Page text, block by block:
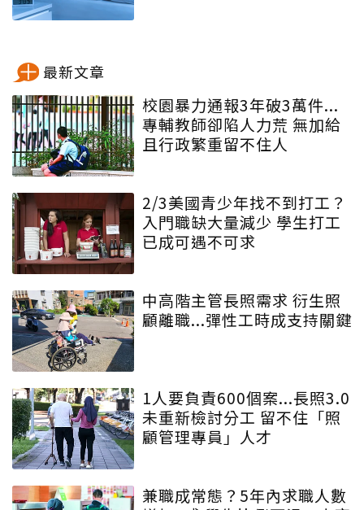
最新文章
校園暴力通報3年破3萬件...
專輔教師卻陷人力荒 無加給
且行政繁重留不住人
2/3美國青少年找不到打工？
入門職缺大量減少 學生打工
已成可遇不可求
中高階主管長照需求 衍生照
顧離職...彈性工時成支持關鍵
1人要負責600個案...長照3.0
未重新檢討分工 留不住「照
顧管理專員」人才
兼職成常態？5年內求職人數